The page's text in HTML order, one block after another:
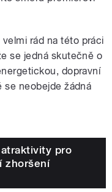
rád na této práci
se jedná skutečně o
dopravní
neobejde žádná
pro
zhoršení